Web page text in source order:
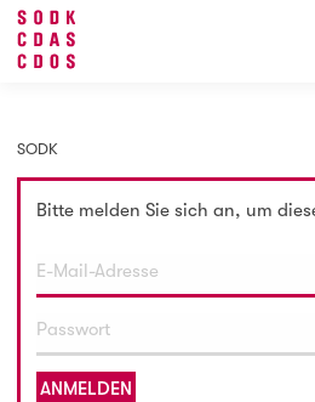
SODK
Bitte melden Sie sich an, um
ANMELDEN